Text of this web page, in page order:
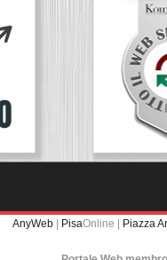
AnyWeb | PisaOnline | Piazza